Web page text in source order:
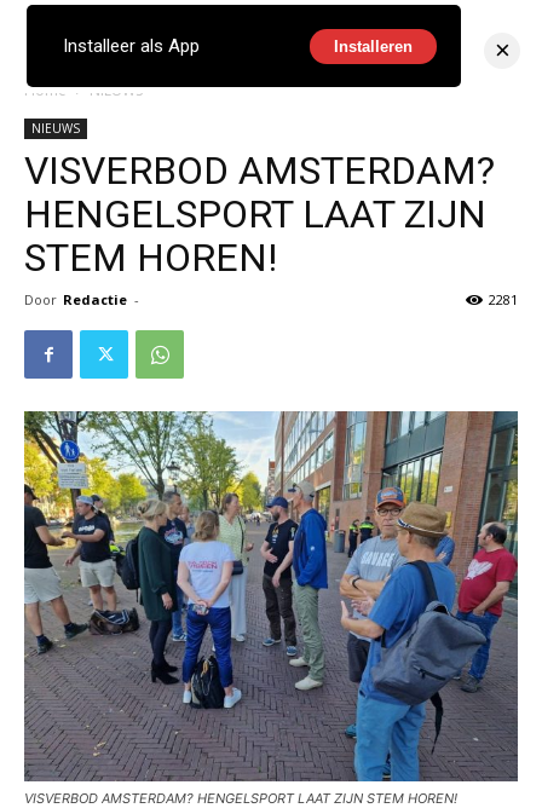
Home NIEUWS
NIEUWS
VISVERBOD AMSTERDAM?
HENGELSPORT LAAT ZIJN
STEM HOREN!
Door Redactie - 2281
VISVERBOD AMSTERDAM? HENGELSPORT LAAT ZIJN STEM HOREN!
Installeer als App Installeren ×